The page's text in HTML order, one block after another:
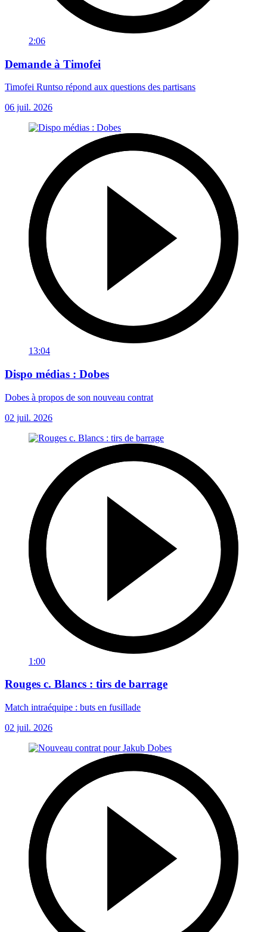
2:06
Demande à Timofei
Timofei Runtso répond aux questions des partisans
06 juil. 2026
13:04
Dispo médias : Dobes
Dobes à propos de son nouveau contrat
02 juil. 2026
1:00
Rouges c. Blancs : tirs de barrage
Match intraéquipe : buts en fusillade
02 juil. 2026